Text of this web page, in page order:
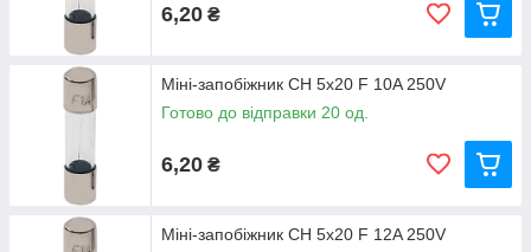
6,20 ₴
Міні-запобіжник CH 5x20 F 10A 250V
Готово до відправки 20 од.
6,20 ₴
Міні-запобіжник CH 5x20 F 12A 250V